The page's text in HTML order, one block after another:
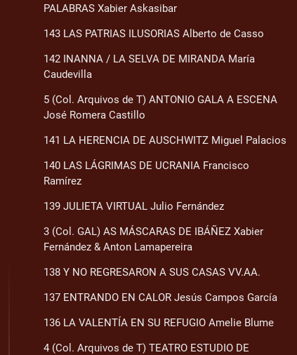
PALABRAS Xabier Askasibar
143 LAS PATRIAS ILUSORIAS Alberto de Casso
142 INANNA / LA SELVA DE MIRANDA María
Caudevilla
5 (Col. Arquivos de T) ANTONIO GALA A ESCENA
José Romera Castillo
141 LA HERENCIA DE AUSCHWITZ Miguel Palacios
140 LAS LÁGRIMAS DE UCRANIA Francisco
Ramírez
139 JULIETA VIRTUAL Julio Fernández
3 (Col. GAL) AS MÁSCARAS DE IBÁÑEZ Xabier
Fernández & Anton Lamapereira
138 Y NO REGRESARON A SUS CASAS VV.AA.
137 ENTRANDO EN CALOR Jesús Campos García
136 LA VALENTÍA EN SU REFUGIO Amelie Blume
4 (Col. Arquivos de T) TEATRO ESTUDIO DE